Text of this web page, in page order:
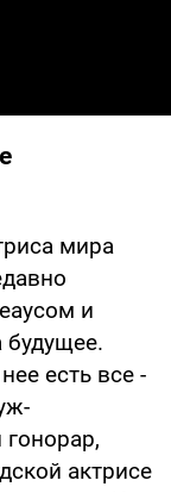
мира
и
есть все -
актрисе